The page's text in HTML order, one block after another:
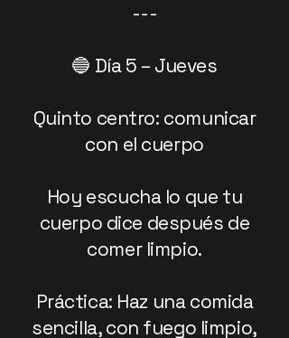
---
🔵 Día 5 – Jueves
Quinto centro: comunicar
con el cuerpo
Hoy escucha lo que tu
cuerpo dice después de
comer limpio.
Práctica: Haz una comida
sencilla, con fuego limpio,